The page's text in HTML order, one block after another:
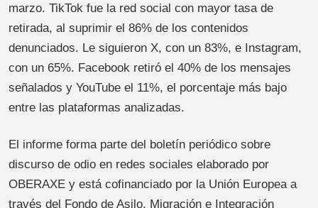
marzo. TikTok fue la red social con mayor tasa de
retirada, al suprimir el 86% de los contenidos
denunciados. Le siguieron X, con un 83%, e Instagram,
con un 65%. Facebook retiró el 40% de los mensajes
señalados y YouTube el 11%, el porcentaje más bajo
entre las plataformas analizadas.
El informe forma parte del boletín periódico sobre
discurso de odio en redes sociales elaborado por
OBERAXE y está cofinanciado por la Unión Europea a
través del Fondo de Asilo, Migración e Integración